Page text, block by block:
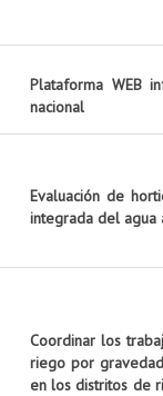
Plataforma WEB
nacional
Evaluación de
integrada del agua
Coordinar los
riego por
en los distritos de